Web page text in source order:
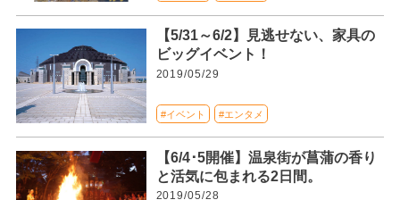
【5/31～6/2】見逃せない、家具の
ビッグイベント！
2019/05/29
#イベント #エンタメ
【6/4･5開催】温泉街が菖蒲の香り
と活気に包まれる2日間。
2019/05/28